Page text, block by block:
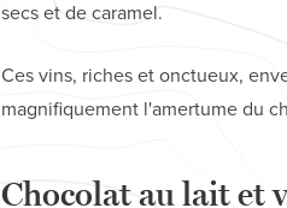
secs et de caramel.
Ces vins, riches et onctueux,
magnifiquement l'amertume du
Chocolat au lait et